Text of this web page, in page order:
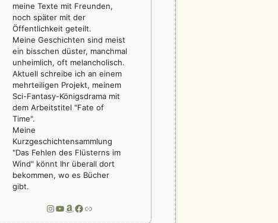
meine Texte mit Freunden,
noch später mit der
Öffentlichkeit geteilt.
Meine Geschichten sind meist
ein bisschen düster, manchmal
unheimlich, oft melancholisch.
Aktuell schreibe ich an einem
mehrteiligen Projekt, meinem
Sci-Fantasy-Königsdrama mit
dem Arbeitstitel "Fate of
Time".
Meine
Kurzgeschichtensammlung
"Das Fehlen des Flüsterns im
Wind" könnt Ihr überall dort
bekommen, wo es Bücher
gibt.
Instagram
YouTube
Amazon
Facebook
Link